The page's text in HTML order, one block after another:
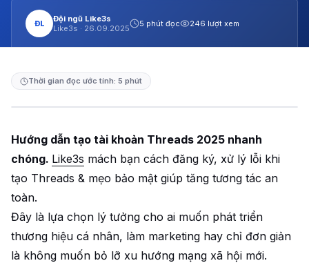
ĐL
Đội ngũ Like3s
Like3s · 26.09.2025
5 phút đọc 246 lượt xem
Thời gian đọc ước tính: 5 phút
Hướng dẫn tạo tài khoản Threads 2025 nhanh
chóng. Like3s mách bạn cách đăng ký, xử lý lỗi khi
tạo Threads & mẹo bảo mật giúp tăng tương tác an
toàn.
Đây là lựa chọn lý tưởng cho ai muốn phát triển
thương hiệu cá nhân, làm marketing hay chỉ đơn giản
là không muốn bỏ lỡ xu hướng mạng xã hội mới.